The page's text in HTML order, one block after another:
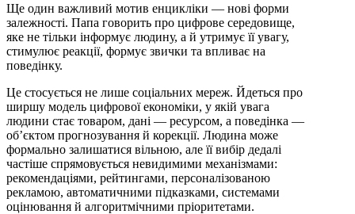
Ще один важливий мотив енцикліки — нові форми
залежності. Папа говорить про цифрове середовище,
яке не тільки інформує людину, а й утримує її увагу,
стимулює реакції, формує звички та впливає на
поведінку.
Це стосується не лише соціальних мереж. Йдеться про
ширшу модель цифрової економіки, у якій увага
людини стає товаром, дані — ресурсом, а поведінка —
об’єктом прогнозування й корекції. Людина може
формально залишатися вільною, але її вибір дедалі
частіше спрямовується невидимими механізмами:
рекомендаціями, рейтингами, персоналізованою
рекламою, автоматичними підказками, системами
оцінювання й алгоритмічними пріоритетами.